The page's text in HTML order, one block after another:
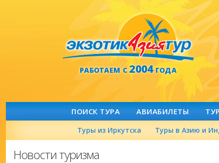
РАБОТАЕМ С2004ГОДА
ПОИСК ТУРА АВИАБИЛЕТЫ
Туры из Иркутска Туры в Азию и
Новости туризма